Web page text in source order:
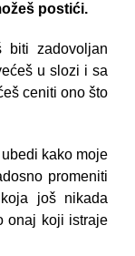
postići.
biti zadovoljan
u slozi i sa
ceniti ono što
kako moje
promeniti
još nikada
onaj koji istraje